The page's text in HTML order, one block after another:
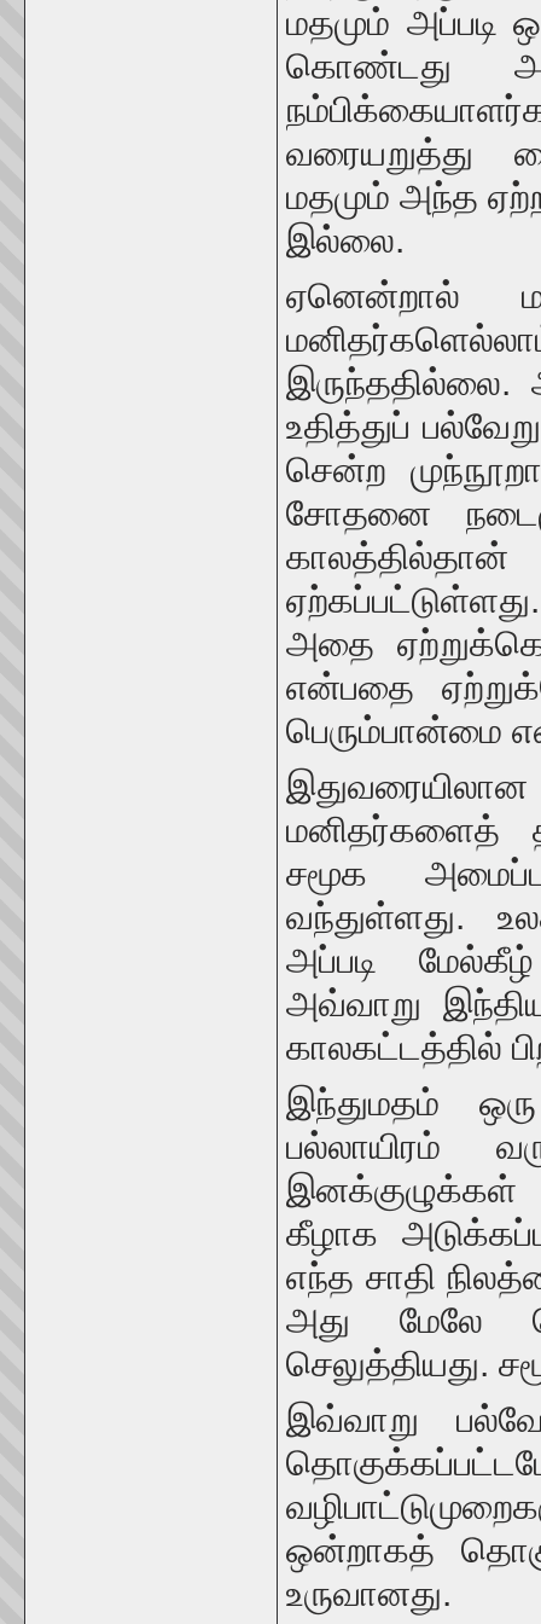
மதமும் அப்படி
கொண்டது
வரையறுத்து
மதமும் அந்த
இல்லை.
ஏனென்றால்
உதித்துப்
சென்ற
சோதனை
அதை
என்பதை
பெரும்பான்மை
மனிதர்களைத்
சமூக
வந்துள்ளது.
அப்படி
அவ்வாறு
காலகட்டத்தில்
இந்துமதம்
பல்லாயிரம்
இனக்குழுக்கள்
கீழாக
எந்த சாதி
அது மேலே
செலுத்தியது.
இவ்வாறு
ஒன்றாகத்
உருவானது.